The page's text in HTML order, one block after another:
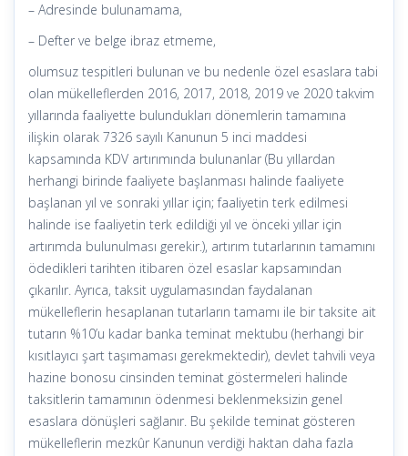
– Adresinde bulunamama,
– Defter ve belge ibraz etmeme,
olumsuz tespitleri bulunan ve bu nedenle özel esaslara tabi
olan mükelleflerden 2016, 2017, 2018, 2019 ve 2020 takvim
yıllarında faaliyette bulundukları dönemlerin tamamına
ilişkin olarak 7326 sayılı Kanunun 5 inci maddesi
kapsamında KDV artırımında bulunanlar (Bu yıllardan
herhangi birinde faaliyete başlanması halinde faaliyete
başlanan yıl ve sonraki yıllar için; faaliyetin terk edilmesi
halinde ise faaliyetin terk edildiği yıl ve önceki yıllar için
artırımda bulunulması gerekir.), artırım tutarlarının tamamını
ödedikleri tarihten itibaren özel esaslar kapsamından
çıkarılır. Ayrıca, taksit uygulamasından faydalanan
mükelleflerin hesaplanan tutarların tamamı ile bir taksite ait
tutarın %10’u kadar banka teminat mektubu (herhangi bir
kısıtlayıcı şart taşımaması gerekmektedir), devlet tahvili veya
hazine bonosu cinsinden teminat göstermeleri halinde
taksitlerin tamamının ödenmesi beklenmeksizin genel
esaslara dönüşleri sağlanır. Bu şekilde teminat gösteren
mükelleflerin mezkûr Kanunun verdiği haktan daha fazla